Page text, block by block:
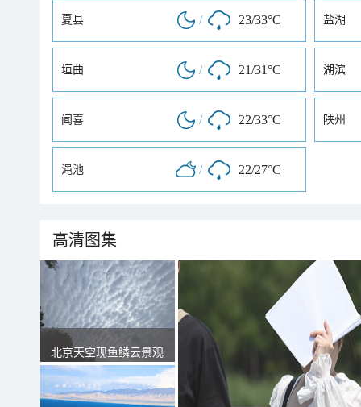
夏县 / 23/33°C 盐湖
垣曲 / 21/31°C 湖滨
闻喜 / 22/33°C 陕州
渑池 / 22/27°C
高清图集
北京天空现鱼鳞云景观